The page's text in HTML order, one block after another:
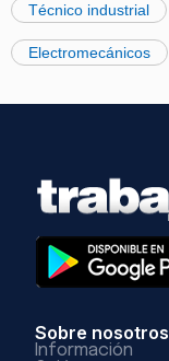
Técnico industrial
Electromecánicos
Sobre nosotros
Información